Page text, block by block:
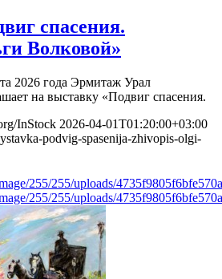
спасения.
Волковой»
2026 года Эрмитаж Урал
на выставку «Подвиг спасения.
InStock 2026-04-01T01:20:00+03:00
podvig-spasenija-zhivopis-olgi-
255/255/uploads/
255/255/uploads/